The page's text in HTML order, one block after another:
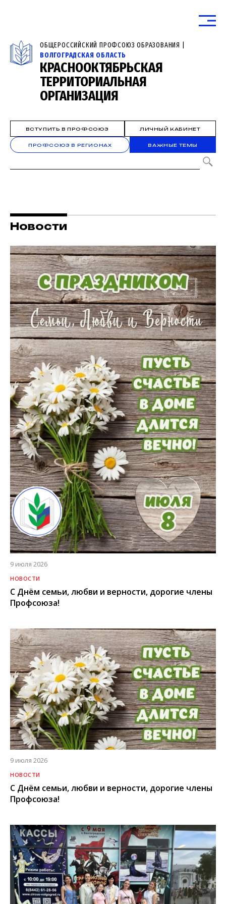
ОБЩЕРОССИЙСКИЙ ПРОФСОЮЗ ОБРАЗОВАНИЯ |
ВОЛГОГРАДСКАЯ ОБЛАСТЬ
КРАСНООКТЯБРЬСКАЯ
ТЕРРИТОРИАЛЬНАЯ
ОРГАНИЗАЦИЯ
ВСТУПИТЬ В ПРОФСОЮЗ ЛИЧНЫЙ КАБИНЕТ
ПРОФСОЮЗ В РЕГИОНАХ ВАЖНЫЕ ТЕМЫ
Новости
9 июля 2026
НОВОСТИ
С Днём семьи, любви и верности, дорогие члены
Профсоюза!
9 июля 2026
НОВОСТИ
С Днём семьи, любви и верности, дорогие члены
Профсоюза!